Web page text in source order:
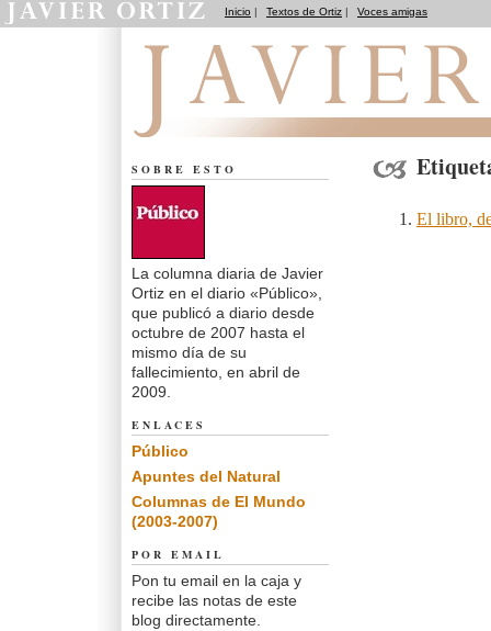
Inicio | Textos de Ortiz | Voces amigas
El libro,
SOBRE ESTO
La columna diaria de Javier
Ortiz en el diario «Público»,
que publicó a diario desde
octubre de 2007 hasta el
mismo día de su
fallecimiento, en abril de
2009.
ENLACES
Público
Apuntes del Natural
Columnas de El Mundo
(2003-2007)
POR EMAIL
Pon tu email en la caja y
recibe las notas de este
blog directamente.